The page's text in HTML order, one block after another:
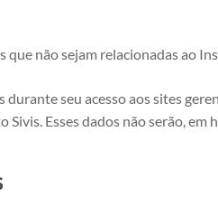
que não sejam relacionadas ao
durante seu acesso aos sites
Esses dados não serão,